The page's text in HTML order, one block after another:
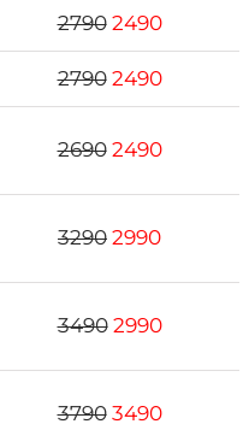
27902490
27902490
26902490
3290 2990
34902990
37903490